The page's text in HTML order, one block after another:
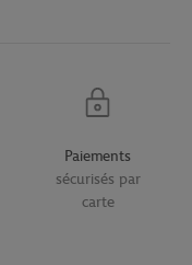
Paiements
sécurisés par
carte